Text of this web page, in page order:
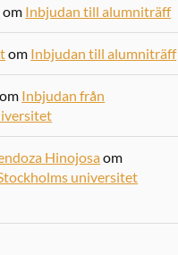
om Inbjudan till alumniträff
om Inbjudan till alumniträff
om Inbjudan från
Hinojosaom
universitet